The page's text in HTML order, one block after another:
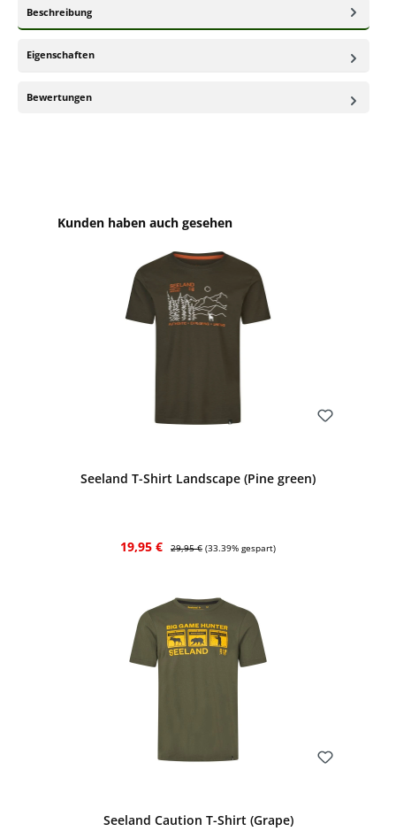
Beschreibung
Eigenschaften
Bewertungen
Produktgalerie überspringen
Kunden haben auch gesehen
Seeland T-Shirt Landscape (Pine green)
Verkaufspreis:
19,95 € Regulärer Preis:
29,95 € (33.39% gespart)
Seeland Caution T-Shirt (Grape)